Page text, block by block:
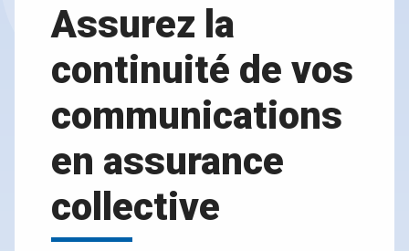
Assurez la
continuité de vos
communications
en assurance
collective